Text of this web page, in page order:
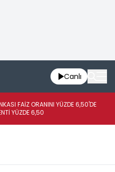
Canlı
FAİZ ORANINI YÜZDE 6,50'DE
YÜZDE 6,50